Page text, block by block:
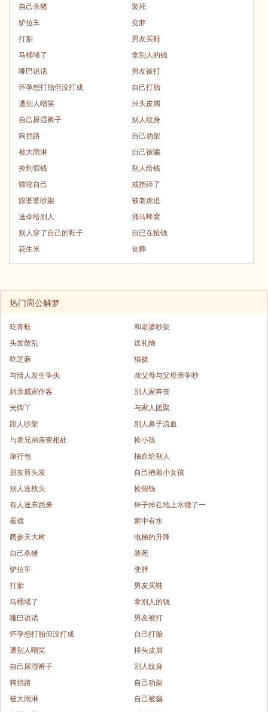
自己杀猪
装死
驴拉车
变胖
打胎
男友买鞋
马桶堵了
拿别人的钱
哑巴说话
男友被打
怀孕想打胎但没打成
自己打胎
遭别人嘲笑
掉头皮屑
自己尿湿裤子
别人纹身
狗挡路
自己劝架
被大雨淋
自己被骗
捡到假钱
别人给钱
猫咬自己
戒指碎了
跟婆婆吵架
被老虎追
送伞给别人
捅马蜂窝
别人穿了自己的鞋子
自已在捡钱
花生米
丧葬
热门周公解梦
吃青蛙
和老婆吵架
头发散乱
送礼物
吃芝麻
猫挠
与情人发生争执
叔父母与父母亲争吵
到亲戚家作客
别人家奔丧
光脚丫
与家人团聚
跟人吵架
别人鼻子流血
与表兄弟亲密相处
捡小孩
旅行包
抽血给别人
朋友剪头发
自己抱着小女孩
别人送枕头
捡假钱
有人送东西来
杯子掉在地上水撒了一
看戏
家中有水
爬参天大树
电梯的升降
自己杀猪
装死
驴拉车
变胖
打胎
男友买鞋
马桶堵了
拿别人的钱
哑巴说话
男友被打
怀孕想打胎但没打成
自己打胎
遭别人嘲笑
掉头皮屑
自己尿湿裤子
别人纹身
狗挡路
自己劝架
被大雨淋
自己被骗